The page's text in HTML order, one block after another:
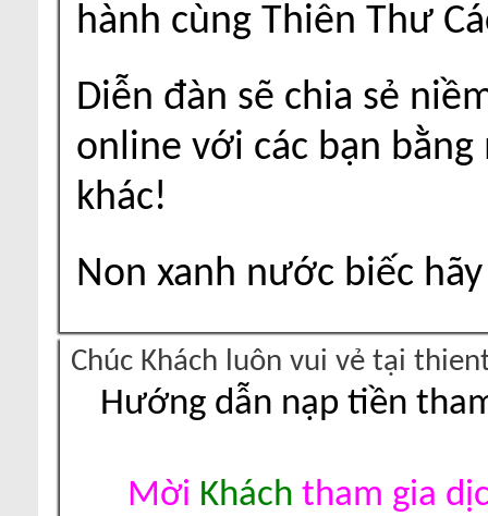
hành cùng Thiên Thư
Diễn đàn sẽ chia sẻ
online với các bạn
khác!
Non xanh nước biếc
Chúc Khách luôn vui vẻ tại
Hướng dẫn nạp tiền
Mời Khách tham gia